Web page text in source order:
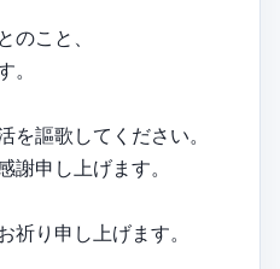
のこと、
。
を謳歌してください。
謝申し上げます。
祈り申し上げます。